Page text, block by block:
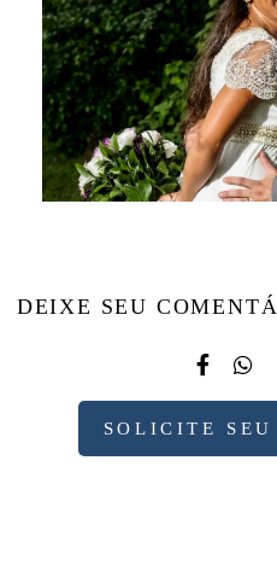
DEIXE SEU
SOLICITE SEU